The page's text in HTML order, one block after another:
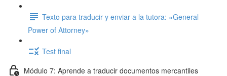
Texto para traducir y enviar a la tutora: «General
Power of Attorney»
Test final
Módulo 7: Aprende a traducir documentos mercantiles